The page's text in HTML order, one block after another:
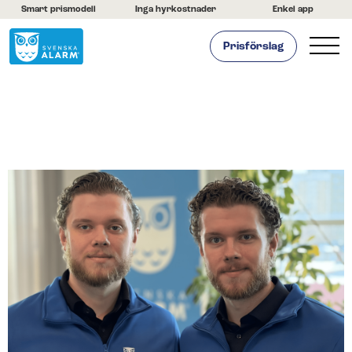
Smart prismodell Inga hyrkostnader Enkel app
Prisförslag
Hjälpcenter